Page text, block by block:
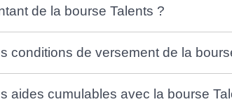
de la bourse Talents ?
conditions de versement de la
aides cumulables avec la bourse